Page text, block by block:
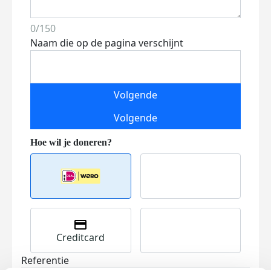
0/150
Naam die op de pagina verschijnt
Volgende
Volgende
Creditcard
Referentie